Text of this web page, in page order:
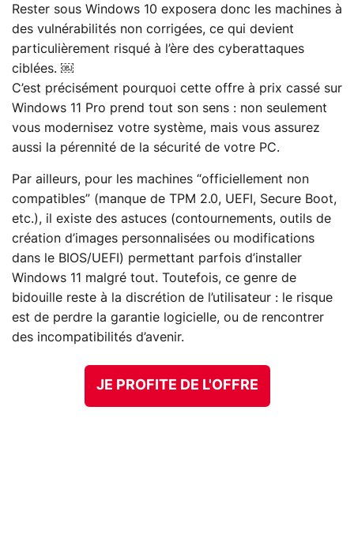
Rester sous Windows 10 exposera donc les machines à
des vulnérabilités non corrigées, ce qui devient
particulièrement risqué à l’ère des cyberattaques
ciblées. ￼
C’est précisément pourquoi cette offre à prix cassé sur
Windows 11 Pro prend tout son sens : non seulement
vous modernisez votre système, mais vous assurez
aussi la pérennité de la sécurité de votre PC.
Par ailleurs, pour les machines “officiellement non
compatibles” (manque de TPM 2.0, UEFI, Secure Boot,
etc.), il existe des astuces (contournements, outils de
création d’images personnalisées ou modifications
dans le BIOS/UEFI) permettant parfois d’installer
Windows 11 malgré tout. Toutefois, ce genre de
bidouille reste à la discrétion de l’utilisateur : le risque
est de perdre la garantie logicielle, ou de rencontrer
des incompatibilités d’avenir.
JE PROFITE DE L'OFFRE